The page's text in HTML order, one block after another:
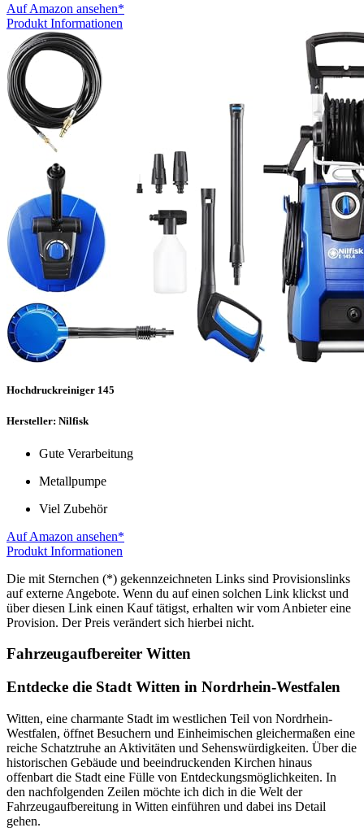
Auf Amazon ansehen*
Produkt Informationen
Hochdruckreiniger 145
Hersteller: Nilfisk
Gute Verarbeitung
Metallpumpe
Viel Zubehör
Auf Amazon ansehen*
Produkt Informationen
Die mit Sternchen (*) gekennzeichneten Links sind Provisionslinks
auf externe Angebote. Wenn du auf einen solchen Link klickst und
über diesen Link einen Kauf tätigst, erhalten wir vom Anbieter eine
Provision. Der Preis verändert sich hierbei nicht.
Fahrzeugaufbereiter Witten
Entdecke die Stadt Witten in Nordrhein-Westfalen
Witten, eine charmante Stadt im westlichen Teil von Nordrhein-
Westfalen, öffnet Besuchern und Einheimischen gleichermaßen eine
reiche Schatztruhe an Aktivitäten und Sehenswürdigkeiten. Über die
historischen Gebäude und beeindruckenden Kirchen hinaus
offenbart die Stadt eine Fülle von Entdeckungsmöglichkeiten. In
den nachfolgenden Zeilen möchte ich dich in die Welt der
Fahrzeugaufbereitung in Witten einführen und dabei ins Detail
gehen.